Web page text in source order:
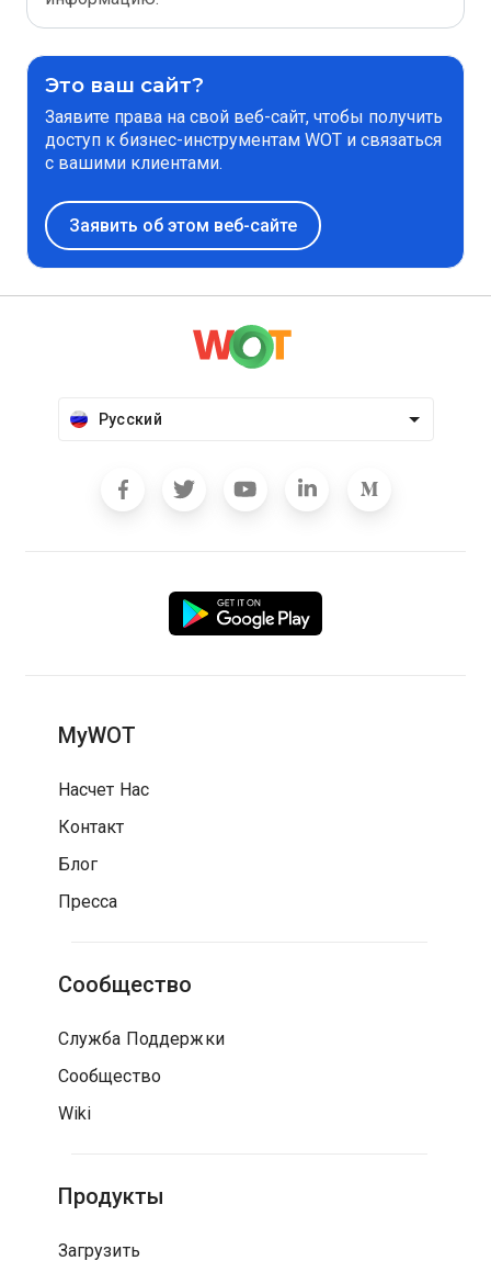
Это ваш сайт?
Заявите права на свой веб-сайт, чтобы получить
доступ к бизнес-инструментам WOT и связаться
с вашими клиентами.
Заявить об этом веб-сайте
Русский
MyWOT
Насчет Нас
Контакт
Блог
Пресса
Сообщество
Служба Поддержки
Сообщество
Wiki
Продукты
Загрузить